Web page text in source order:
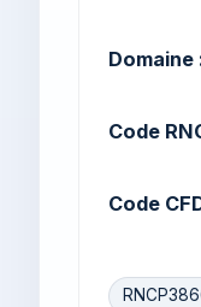
Domaine
Code
Code